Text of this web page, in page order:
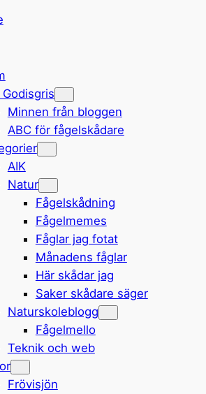
Godisgris
Minnen från bloggen
ABC för fågelskådare
AIK
Natur
Fågelskådning
Fågelmemes
Fåglar jag fotat
Månadens fåglar
Här skådar jag
Saker skådare säger
Naturskoleblogg
Fågelmello
Teknik och web
Frövisjön